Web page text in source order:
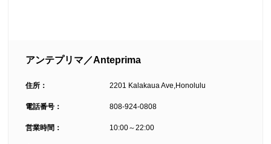
アンテプリマ／Anteprima
住所： 2201 Kalakaua Ave,Honolulu
電話番号： 808-924-0808
営業時間： 10:00～22:00